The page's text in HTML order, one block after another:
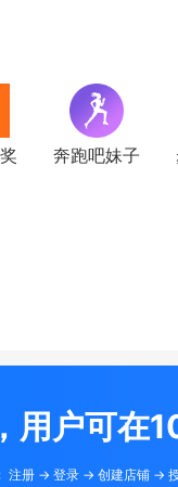
奔跑吧妹子
用户可在
注册 -> 登录 -> 创建店铺 ->